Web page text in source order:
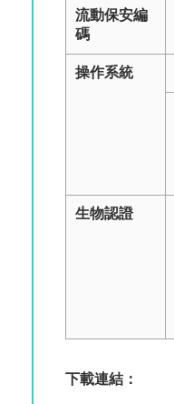
流動保安編
碼
操作系統
生物認證
下載連結：